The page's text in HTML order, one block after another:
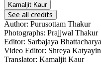
Kamaljit Kaur
See all credits
Author: Purusottam Thakur
Photographs: Prajjwal Thakur
Editor: Sarbajaya Bhattacharya
Video Editor: Shreya
Translator: Kamaljit Kaur